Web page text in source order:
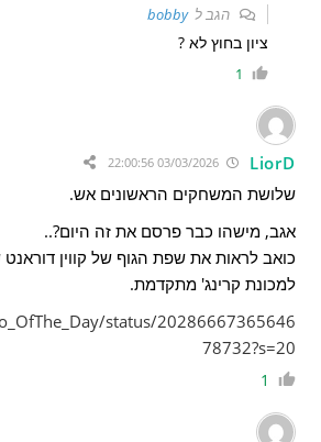
הגב לbobby
ציון בחוץ לא ?
1
LiorD
שלושת המשחקים הראשונים אש.
אגב, מישהו כבר פרסם את זה היום?..
כואב לראות את שפת הגוף של קווין
למכונת קרינג' מתקדמת.
status/20286667365646
78732?s=20
1